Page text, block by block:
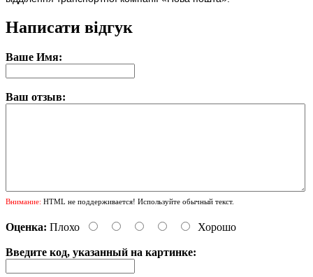
Написати відгук
Ваше Имя:
Ваш отзыв:
Внимание: HTML не поддерживается! Используйте обычный текст.
Оценка: Плохо Хорошо
Введите код, указанный на картинке: